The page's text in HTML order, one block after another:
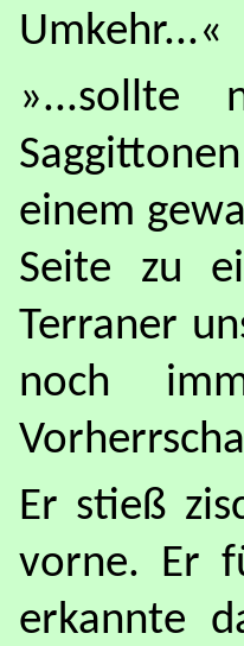
Umkehr...«
»...sollte
einem
Seite zu
Terraner
noch
Er stieß
vorne. Er
erkannte